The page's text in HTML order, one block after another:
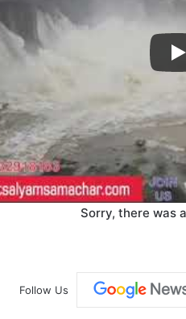
Sorry, there was
Follow Us